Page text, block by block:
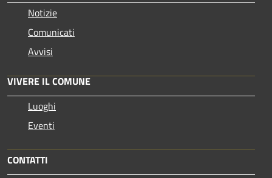
Notizie
Comunicati
Avvisi
VIVERE IL COMUNE
Luoghi
Eventi
CONTATTI